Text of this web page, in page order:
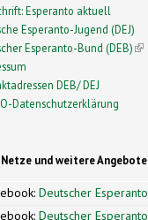
Esperanto aktuell
Esperanto-Jugend (DEJ)
Esperanto-Bund (DEB)
DEB/ DEJ
Datenschutzerklärung
und weitere Angebote
Deutscher
Deutscher